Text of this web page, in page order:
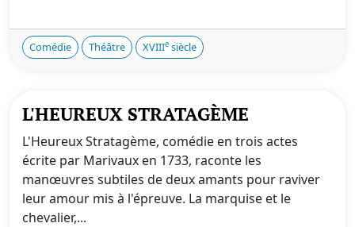
Comédie Théâtre XVIIIe siècle
L'HEUREUX STRATAGÈME
L'Heureux Stratagème, comédie en trois actes
écrite par Marivaux en 1733, raconte les
manœuvres subtiles de deux amants pour raviver
leur amour mis à l'épreuve. La marquise et le
chevalier,...